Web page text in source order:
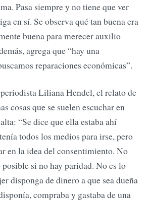
Pasa siempre y no tiene que ver
en sí. Se observa qué tan buena era
buena para merecer auxilio
agrega que “hay una
reparaciones económicas”.
Liliana Hendel, el relato de
cosas que se suelen escuchar en
“Se dice que ella estaba ahí
todos los medios para irse, pero
en la idea del consentimiento. No
si no hay paridad. No es lo
disponga de dinero a que sea dueña
compraba y gastaba de una